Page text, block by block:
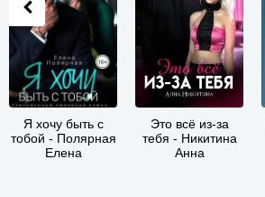
Я хочу быть с
тобой - Полярная
Елена
Это всё из-за
тебя - Никитина
Анна